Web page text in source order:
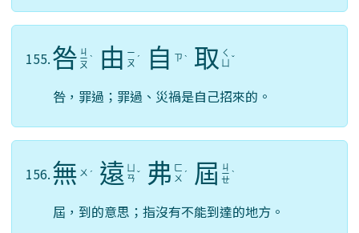
155.咎 ㄐ
ㄧ
ㄡ
ˋ 由 ㄧ
ㄡ ˊ 自 ㄗ ˋ 取 ㄑ
ˇ
咎，罪過；罪過、災禍是自己招來的。
156.無 ㄨ ˊ 遠 ㄢ ˇ 弗 ㄈ
ㄨ ˊ 屆 ㄐ
ㄧ
ㄝ
ˋ
屆，到的意思；指沒有不能到達的地方。